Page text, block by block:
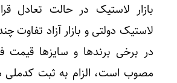
بازار لاستیک در حالت تعادل
لاستیک دولتی و بازار آزاد تفاوت
در برخی برندها و سایزها
مصوب است، الزام به ثبت کدملی